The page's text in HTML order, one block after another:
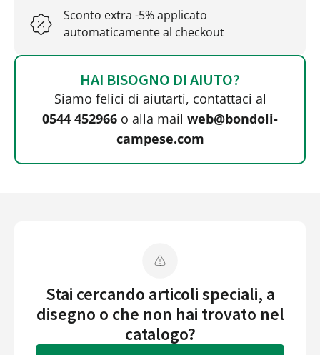
Sconto extra -5% applicato
automaticamente al checkout
HAI BISOGNO DI AIUTO?
Siamo felici di aiutarti, contattaci al
0544 452966 o alla mail web@bondoli-
campese.com
Stai cercando articoli speciali, a
disegno o che non hai trovato nel
catalogo?